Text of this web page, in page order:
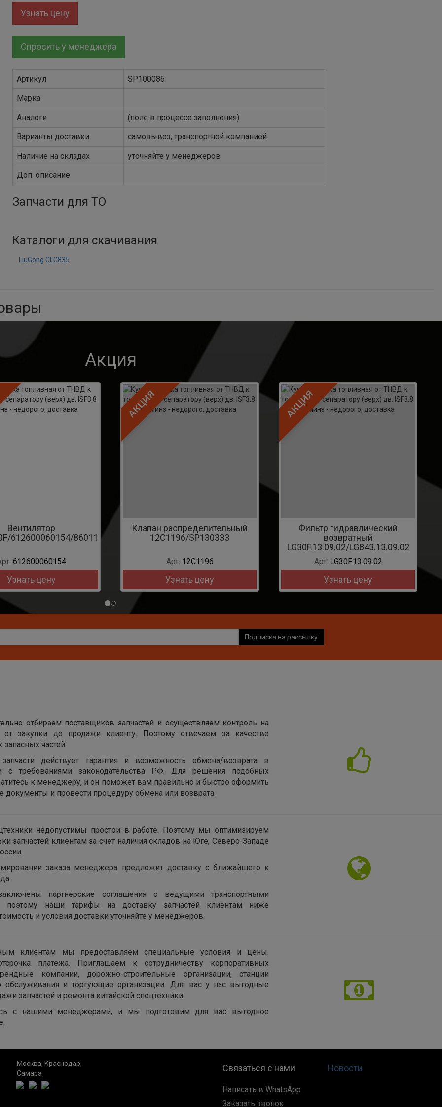
Узнать цену
Спросить у менеджера
Артикул SP100086
Марка
Аналоги (поле в процессе заполнения)
Варианты доставки самовывоз, транспортной компанией
Наличие на складах уточняйте у менеджеров
Доп. описание
Запчасти для ТО
Каталоги для скачивания
LiuGong CLG835
Акция
АКЦИЯ
Клапан распределительный
12C1196/SP130333
Арт. 12C1196
Узнать цену
АКЦИЯ
Фильтр гидравлический
возвратный
Арт.LG30F.13.09.02
Узнать цену
АКЦИЯ
Подписка на рассылку
отбираем поставщиков запчастей и осуществляем контроль на
от закупки до продажи клиенту. Поэтому отвечаем за качество
частей.
действует гарантия и возможность обмена/возврата в
с требованиями законодательства РФ. Для решения подобных
к менеджеру, и он поможет вам правильно и быстро оформить
документы и провести процедуру обмена или возврата.
недопустимы простои в работе. Поэтому мы оптимизируем
запчастей клиентам за счет наличия складов на Юге, Северо-Западе
заказа менеджера предложит доставку с ближайшего к
партнерские соглашения с ведущими транспортными
поэтому наши тарифы на доставку запчастей клиентам ниже
и условия доставки уточняйте у менеджеров.
клиентам мы предоставляем специальные условия и цены.
платежа. Приглашаем к сотрудничеству корпоративных
компании, дорожно-строительные организации, станции
обслуживания и торгующие организации. Для вас у нас выгодные
запчастей и ремонта китайской спецтехники.
с нашими менеджерами, и мы подготовим для вас выгодное
Москва, Краснодар,
Самара
Связаться с нами
Написать в WhatsApp
Заказать звонок
Новости